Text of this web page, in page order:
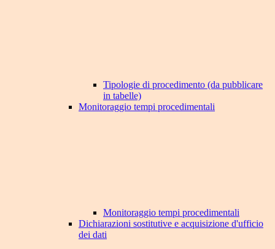
Tipologie di procedimento (da pubblicare
in tabelle)
Monitoraggio tempi procedimentali
Monitoraggio tempi procedimentali
Dichiarazioni sostitutive e acquisizione d'ufficio
dei dati